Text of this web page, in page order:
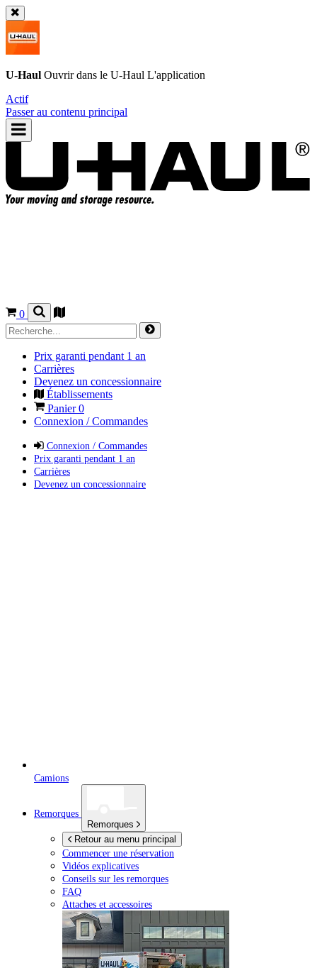
U-Haul Ouvrir dans le U-Haul L'application
Actif
Passer au contenu principal
0
Prix garanti pendant 1 an
Carrières
Devenez un concessionnaire
Établissements
Panier0
Connexion / Commandes
Connexion / Commandes
Prix garanti pendant 1 an
Carrières
Devenez un concessionnaire
Camions
Remorques
Remorques
Retour au menu principal
Commencer une réservation
Vidéos explicatives
Conseils sur les remorques
FAQ
Attaches et accessoires